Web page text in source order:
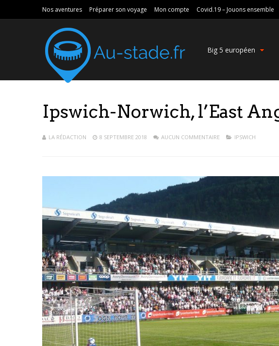
Nos aventures Préparer son voyage Mon compte Covid.19 – Jouons ensemble
Big 5 européen
Ipswich-Norwich, l’East
LA RÉDACTION 8 SEPTEMBRE 2018 AUCUN COMMENTAIRE IPSWICH